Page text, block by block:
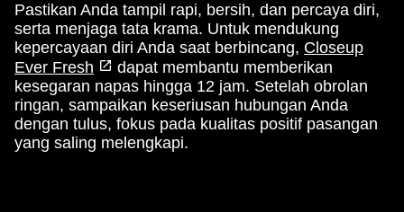
Pastikan Anda tampil rapi, bersih, dan percaya diri,
serta menjaga tata krama. Untuk mendukung
kepercayaan diri Anda saat berbincang, Closeup
Ever Fresh
dapat membantu memberikan
kesegaran napas hingga 12 jam. Setelah obrolan
ringan, sampaikan keseriusan hubungan Anda
dengan tulus, fokus pada kualitas positif pasangan
yang saling melengkapi.